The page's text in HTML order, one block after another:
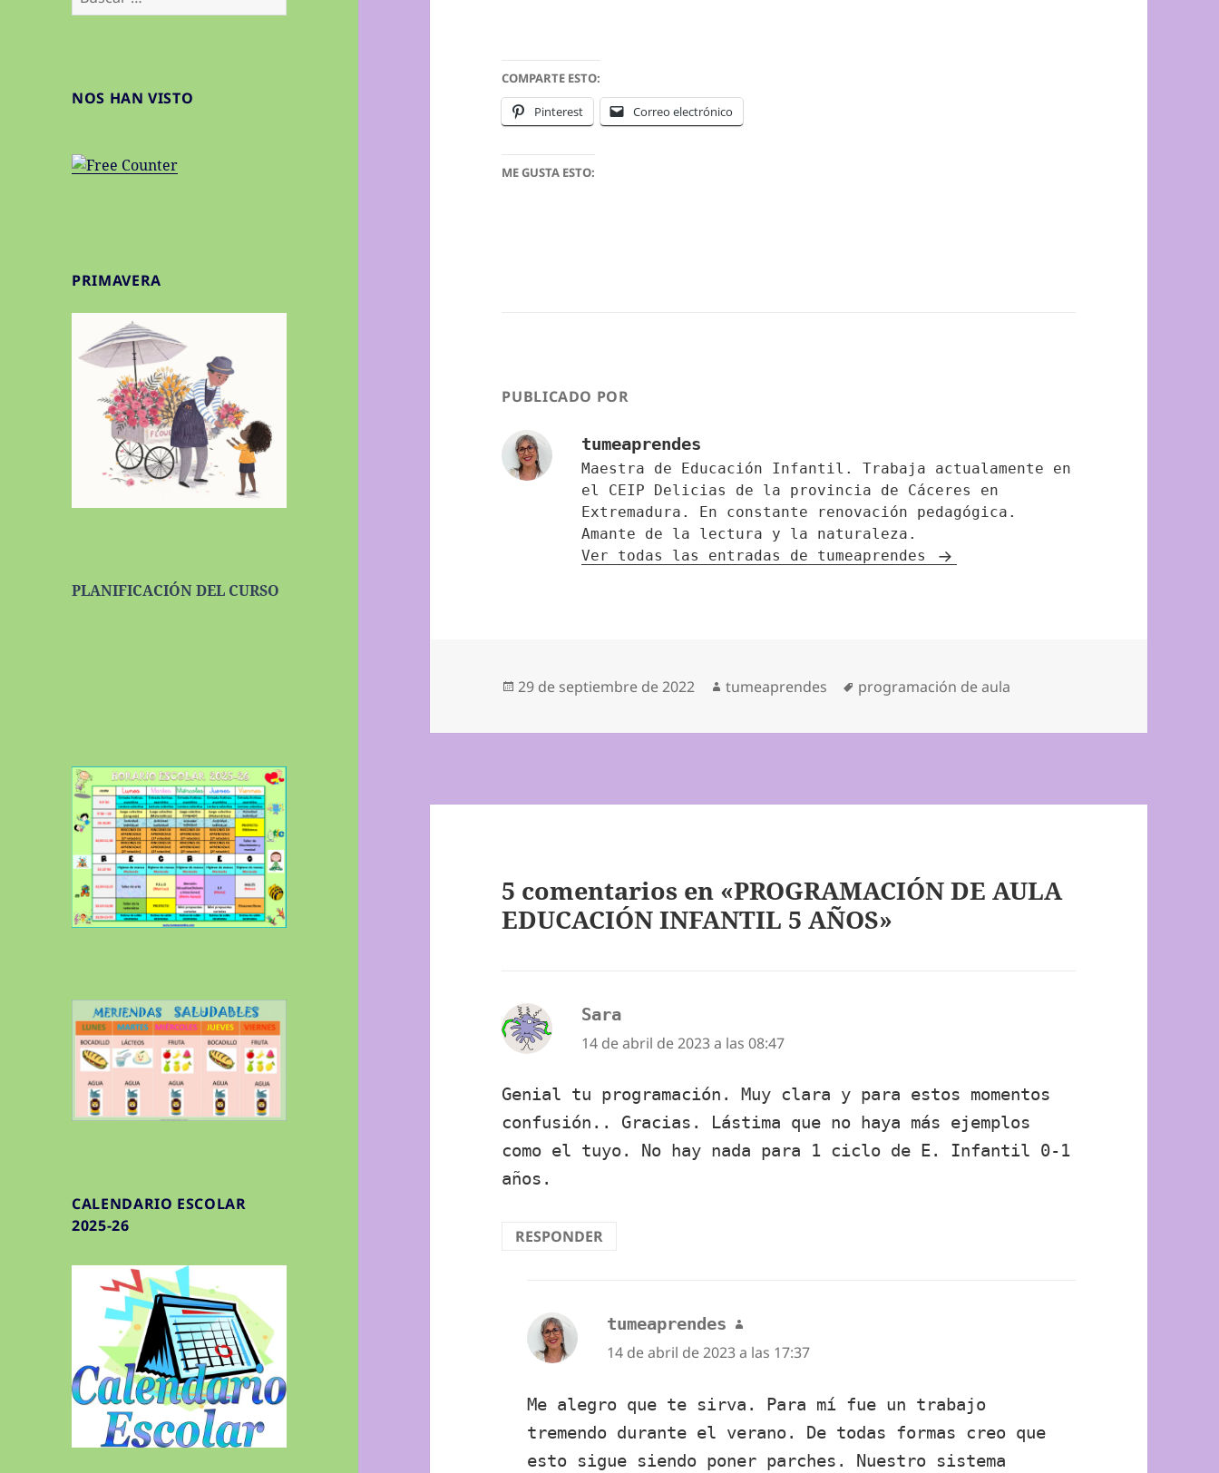
NOS HAN VISTO
PRIMAVERA
PLANIFICACIÓN DEL CURSO
CALENDARIO ESCOLAR
2025-26
COMPARTE ESTO:
Pinterest Correo electrónico
ME GUSTA ESTO:
PUBLICADO POR
tumeaprendes
Maestra de Educación Infantil. Trabaja actualamente en
el CEIP Delicias de la provincia de Cáceres en
Extremadura. En constante renovación pedagógica.
Amante de la lectura y la naturaleza.
Ver todas las entradas de tumeaprendes
Publicado
29 de septiembre de 2022 Autor
tumeaprendes Etiquetas
programación de aula
5 comentarios en «PROGRAMACIÓN DE AULA
EDUCACIÓN INFANTIL 5 AÑOS»
Sara
14 de abril de 2023 a las 08:47
Genial tu programación. Muy clara y para estos momentos
confusión.. Gracias. Lástima que no haya más ejemplos
como el tuyo. No hay nada para 1 ciclo de E. Infantil 0-1
años.
RESPONDER
tumeaprendes
dice:
14 de abril de 2023 a las 17:37
Me alegro que te sirva. Para mí fue un trabajo
tremendo durante el verano. De todas formas creo que
esto sigue siendo poner parches. Nuestro sistema